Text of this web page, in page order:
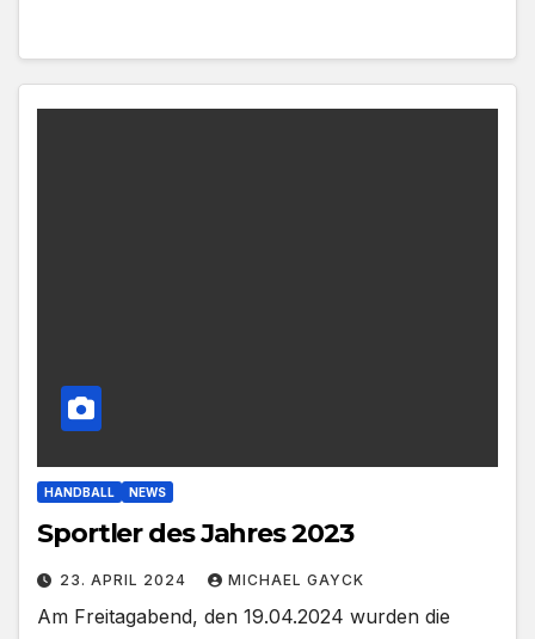
HANDBALL NEWS
Sportler des Jahres 2023
23. APRIL 2024 MICHAEL GAYCK
Am Freitagabend, den 19.04.2024 wurden die